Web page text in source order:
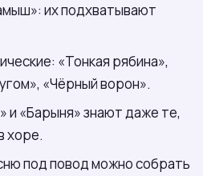
их подхватывают
«Тонкая рябина»,
«Чёрный ворон».
и «Барыня» знают даже те,
хоре.
под повод можно собрать